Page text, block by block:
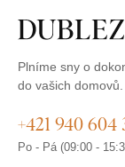
Plníme sny o
do vašich
+421 940 604
Po - Pá (09:00 -